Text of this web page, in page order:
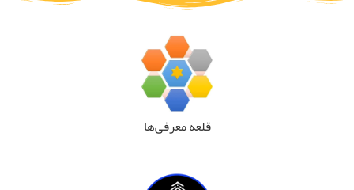
قلعه معرفی‌ها